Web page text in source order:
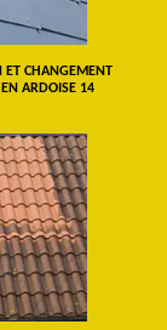
ET CHANGEMENT
ARDOISE 14